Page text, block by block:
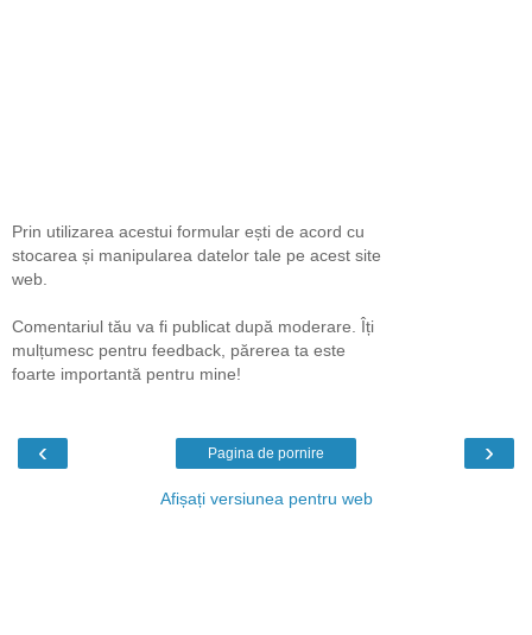
Prin utilizarea acestui formular ești de acord cu
stocarea și manipularea datelor tale pe acest site
web.
Comentariul tău va fi publicat după moderare. Îți
mulțumesc pentru feedback, părerea ta este
foarte importantă pentru mine!
‹ ›
Pagina de pornire
Afișați versiunea pentru web